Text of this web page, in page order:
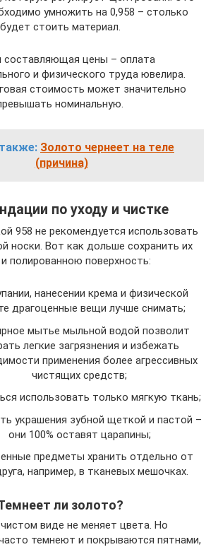
умножить на 0,958 – столько
будет стоить материал.
составляющая цены – оплата
и физического труда ювелира.
стоимость может значительно
номинальную.
Золото чернеет на теле
(причина)
по уходу и чистке
958 не рекомендуется использовать
носки. Вот как дольше сохранить их
полированною поверхность:
нанесении крема и физической
драгоценные вещи лучше снимать;
мытье мыльной водой позволит
легкие загрязнения и избежать
применения более агрессивных
чистящих средств;
использовать только мягкую ткань;
украшения зубной щеткой и пастой –
они 100% оставят царапины;
предметы хранить отдельно от
например, в тканевых мешочках.
ли золото?
виде не меняет цвета. Но
темнеют и покрываются пятнами,